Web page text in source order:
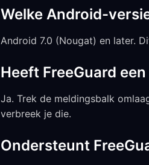
Welke Android-
Android 7.0 (Nougat) en later.
Heeft FreeGuard
Ja. Trek de meldingsbalk
verbreek je die.
Ondersteunt